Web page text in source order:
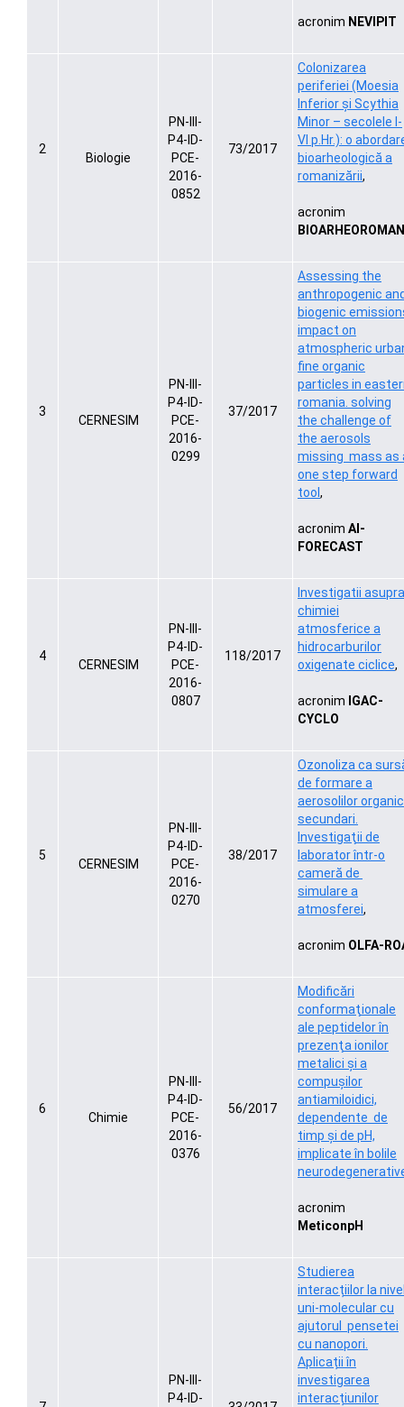
acronim NEVIPIT
2
Biologie
PN-III-
P4-ID-
PCE-
2016-
0852
73/2017
Colonizarea
periferiei (Moesia
Inferior și Scythia
Minor – secolele I-
VI p.Hr.): o
bioarheologică a
romanizării,
acronim
BIOARHEOROMAN
3
CERNESIM
PN-III-
P4-ID-
PCE-
2016-
0299
37/2017
Assessing the
anthropogenic
biogenic
impact on
atmospheric
fine organic
particles in
romania. solving
the challenge of
the aerosols
missing mass as
one step forward
tool ,
acronim AI-
FORECAST
4
CERNESIM
PN-III-
P4-ID-
PCE-
2016-
0807
118/2017
Investigatii asupra
chimiei
atmosferice a
hidrocarburilor
oxigenate ciclice,
acronim IGAC-
CYCLO
5
CERNESIM
PN-III-
P4-ID-
PCE-
2016-
0270
38/2017
Ozonoliza ca
de formare a
aerosolilor
secundari.
Investigaţii de
laborator într-o
cameră de
simulare a
atmosferei,
acronim OLFA-
6
Chimie
PN-III-
P4-ID-
PCE-
2016-
0376
56/2017
Modificări
conformaţionale
ale peptidelor în
prezenţa ionilor
metalici şi a
compuşilor
antiamiloidici,
dependente de
timp şi de pH,
implicate în bolile
acronim
MeticonpH
PN-III-
P4-ID-
Studierea
interacțiilor la
uni-molecular cu
ajutorul pensetei
cu nanopori.
Aplicații în
investigarea
interacțiunilor